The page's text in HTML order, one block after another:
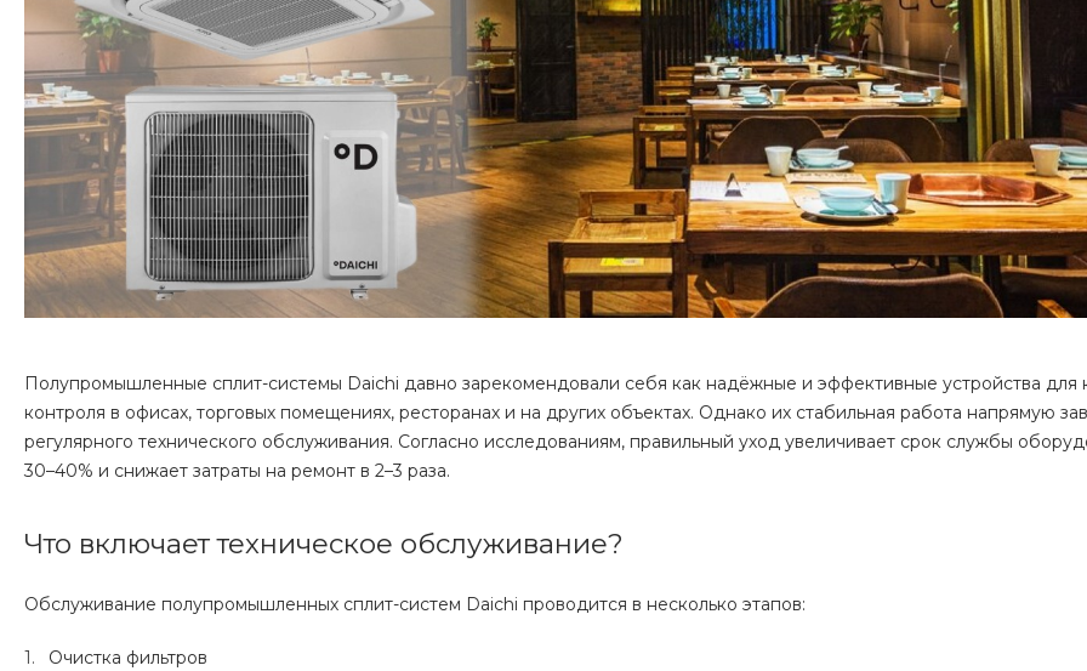
Полупромышленные сплит-системы Daichi давно зарекомендовали себя как надёжные и эффективные устройства для
контроля в офисах, торговых помещениях, ресторанах и на других объектах. Однако их стабильная работа напрямую
регулярного технического обслуживания. Согласно исследованиям, правильный уход увеличивает срок службы
30–40% и снижает затраты на ремонт в 2–3 раза.
Что включает техническое обслуживание?
Обслуживание полупромышленных сплит-систем Daichi проводится в несколько этапов:
Очистка фильтров